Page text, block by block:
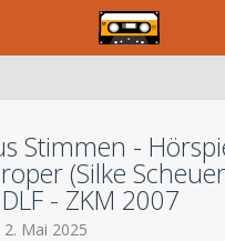
Stimmen -
(Silke
- ZKM 2007
2. Mai 2025